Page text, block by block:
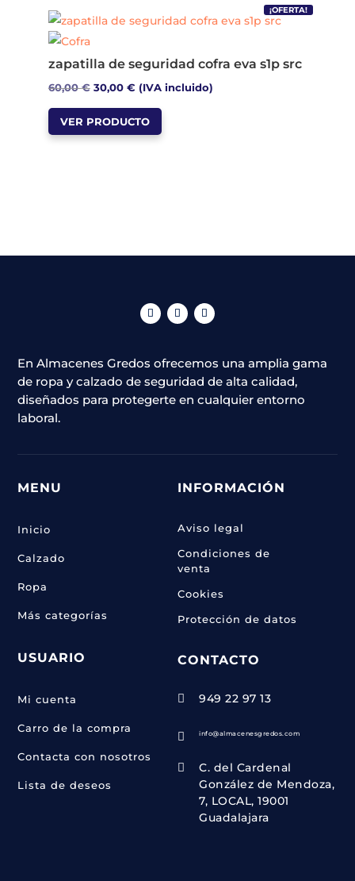
Las
se
pueden
elegir
en
¡OFERTA!
zapatilla de seguridad cofra eva s1p src
60,00€ El
precio
original
30,00 €El
precio
actual
(IVA incluido)
VER PRODUCTO
Este
en
página
producto
En Almacenes Gredos ofrecemos una amplia gama
de ropa y calzado de seguridad de alta calidad,
diseñados para protegerte en cualquier entorno
laboral.
MENU
Inicio
Calzado
Ropa
Más categorías
USUARIO
Mi cuenta
Carro de la compra
Contacta con nosotros
Lista de deseos
INFORMACIÓN
Aviso legal
Condiciones de
venta
Cookies
Protección de datos
CONTACTO
 949 22 97 13
 info@almacenesgredos.com

C. del Cardenal
González de Mendoza,
7, LOCAL, 19001
Guadalajara